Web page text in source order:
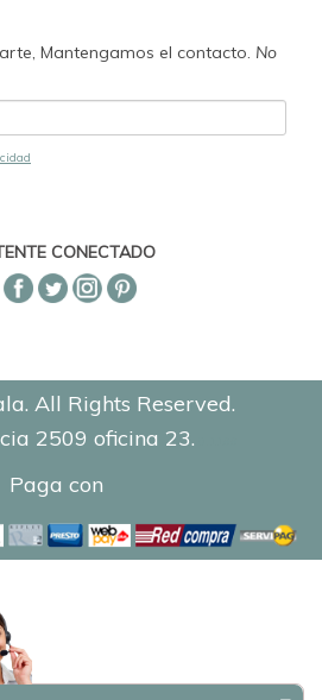
Mantengamos el contacto. No
CONECTADO
All Rights Reserved.
2509 oficina 23.
Paga con